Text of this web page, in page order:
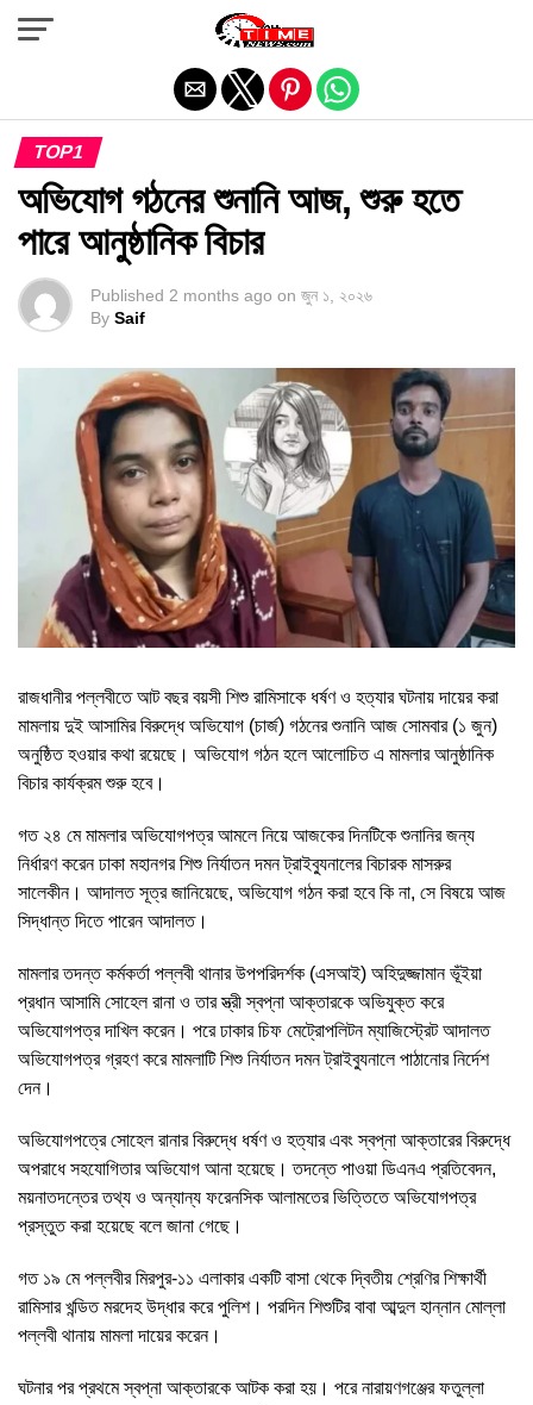
TOP1
অভিযোগ গঠনের শুনানি আজ, শুরু হতে
পারে আনুষ্ঠানিক বিচার
Published 2 months ago on জুন ১, ২০২৬
By Saif
রাজধানীর পল্লবীতে আট বছর বয়সী শিশু রামিসাকে ধর্ষণ ও হত্যার ঘটনায় দায়ের করা
মামলায় দুই আসামির বিরুদ্ধে অভিযোগ (চার্জ) গঠনের শুনানি আজ সোমবার (১ জুন)
অনুষ্ঠিত হওয়ার কথা রয়েছে। অভিযোগ গঠন হলে আলোচিত এ মামলার আনুষ্ঠানিক
বিচার কার্যক্রম শুরু হবে।
গত ২৪ মে মামলার অভিযোগপত্র আমলে নিয়ে আজকের দিনটিকে শুনানির জন্য
নির্ধারণ করেন ঢাকা মহানগর শিশু নির্যাতন দমন ট্রাইব্যুনালের বিচারক মাসরুর
সালেকীন। আদালত সূত্র জানিয়েছে, অভিযোগ গঠন করা হবে কি না, সে বিষয়ে আজ
সিদ্ধান্ত দিতে পারেন আদালত।
মামলার তদন্ত কর্মকর্তা পল্লবী থানার উপপরিদর্শক (এসআই) অহিদুজ্জামান ভূঁইয়া
প্রধান আসামি সোহেল রানা ও তার স্ত্রী স্বপ্না আক্তারকে অভিযুক্ত করে
অভিযোগপত্র দাখিল করেন। পরে ঢাকার চিফ মেট্রোপলিটন ম্যাজিস্ট্রেট আদালত
অভিযোগপত্র গ্রহণ করে মামলাটি শিশু নির্যাতন দমন ট্রাইব্যুনালে পাঠানোর নির্দেশ
দেন।
অভিযোগপত্রে সোহেল রানার বিরুদ্ধে ধর্ষণ ও হত্যার এবং স্বপ্না আক্তারের বিরুদ্ধে
অপরাধে সহযোগিতার অভিযোগ আনা হয়েছে। তদন্তে পাওয়া ডিএনএ প্রতিবেদন,
ময়নাতদন্তের তথ্য ও অন্যান্য ফরেনসিক আলামতের ভিত্তিতে অভিযোগপত্র
প্রস্তুত করা হয়েছে বলে জানা গেছে।
গত ১৯ মে পল্লবীর মিরপুর-১১ এলাকার একটি বাসা থেকে দ্বিতীয় শ্রেণির শিক্ষার্থী
রামিসার খন্ডিত মরদেহ উদ্ধার করে পুলিশ। পরদিন শিশুটির বাবা আব্দুল হান্নান মোল্লা
পল্লবী থানায় মামলা দায়ের করেন।
ঘটনার পর প্রথমে স্বপ্না আক্তারকে আটক করা হয়। পরে নারায়ণগঞ্জের ফতুল্লা
Exit mobile version